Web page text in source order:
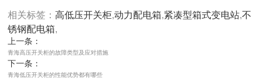
相关标签：高低压开关柜,动力配电箱,紧凑型箱式变电站,不
锈钢配电箱,
上一条：
青海高压开关柜的故障类型及应对措施
下一条：
青海低压开关柜的性能优势都有哪些